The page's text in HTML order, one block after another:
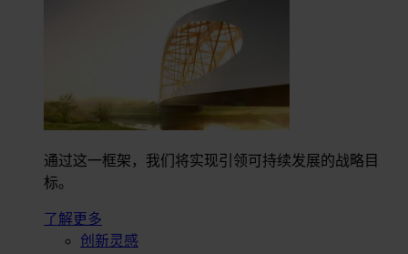
通过这一框架，我们将实现引领可持续发展的战略目
标。
了解更多
创新灵感